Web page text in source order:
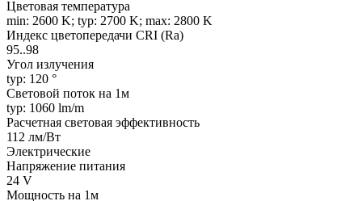
Цветовая температура
min: 2600 K; typ: 2700 K; max: 2800 K
Индекс цветопередачи CRI (Ra)
95..98
Угол излучения
typ: 120 °
Световой поток на 1м
typ: 1060 lm/m
Расчетная световая эффективность
112 лм/Вт
Электрические
Напряжение питания
24 V
Мощность на 1м